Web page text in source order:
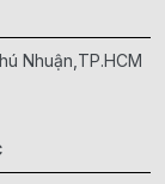
Nhuận,TP.HCM